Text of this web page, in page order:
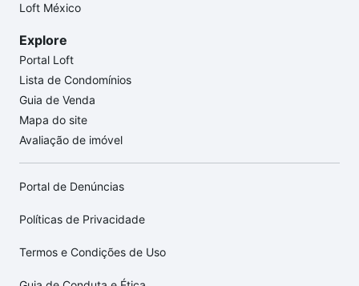
Loft México
Explore
Portal Loft
Lista de Condomínios
Guia de Venda
Mapa do site
Avaliação de imóvel
Portal de Denúncias
Políticas de Privacidade
Termos e Condições de Uso